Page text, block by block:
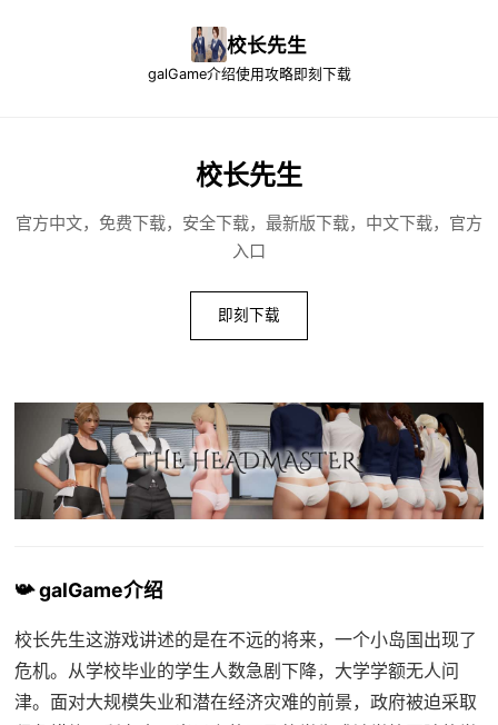
校长先生
galGame介绍使用攻略即刻下载
校长先生
官方中文，免费下载，安全下载，最新版下载，中文下载，官方
入口
即刻下载
📯 galGame介绍
校长先生这游戏讲述的是在不远的将来，一个小岛国出现了
危机。从学校毕业的学生人数急剧下降，大学学额无人问
津。面对大规模失业和潜在经济灾难的前景，政府被迫采取